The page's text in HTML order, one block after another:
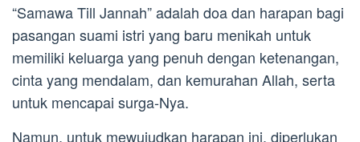
“Samawa Till Jannah” adalah doa dan harapan bagi
pasangan suami istri yang baru menikah untuk
memiliki keluarga yang penuh dengan ketenangan,
cinta yang mendalam, dan kemurahan Allah, serta
untuk mencapai surga-Nya.
Namun, untuk mewujudkan harapan ini, diperlukan